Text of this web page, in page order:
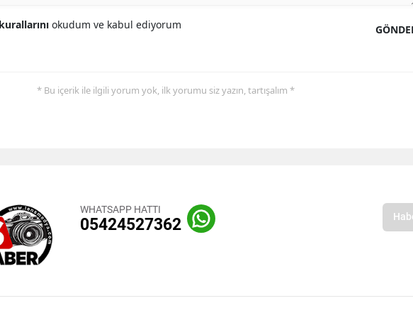
okudum ve kabul ediyorum
* Bu içerik ile ilgili yorum yok, ilk yorumu siz yazın, tartışalım *
WHATSAPP HATTI
05424527362